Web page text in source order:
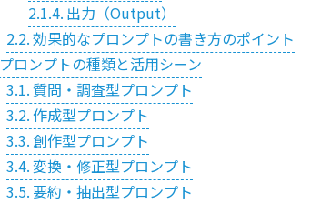
出力（Output）
効果的なプロンプトの書き方のポイント
プロンプトの種類と活用シーン
質問・調査型プロンプト
作成型プロンプト
創作型プロンプト
変換・修正型プロンプト
要約・抽出型プロンプト